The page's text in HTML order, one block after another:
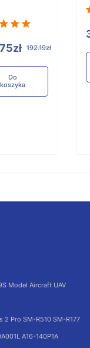
192.19zł
Do
koszyka
Model Aircraft UAV
2 Pro SM-R510 SM-R177
A16-140P1A